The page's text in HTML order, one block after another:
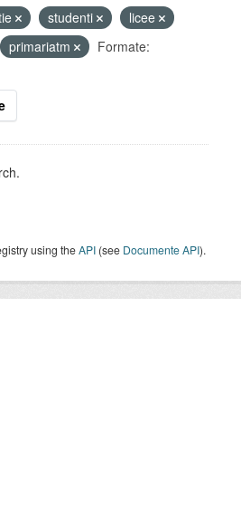
studenti
licee
primariatm
Formate:
using theAPI (see Documente API).